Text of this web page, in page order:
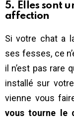
5. Elles sont
affection
Si votre chat a
ses fesses, ce
il n’est pas rare
installé sur
vienne vous
vous tourne le